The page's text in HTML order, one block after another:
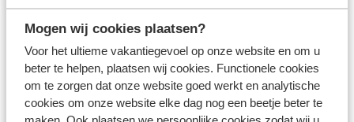
Mogen wij cookies plaatsen?
Voor het ultieme vakantiegevoel op onze website en om u
beter te helpen, plaatsen wij cookies. Functionele cookies
om te zorgen dat onze website goed werkt en analytische
cookies om onze website elke dag nog een beetje beter te
😱 Geen onduidelijke kosten
De prijs die u betaalt voor een verblijf bij TopParken,
bestaat uit de daadwerkelijke kosten; zonder
onduidelijke kostenpostenof extra toeslagen. U